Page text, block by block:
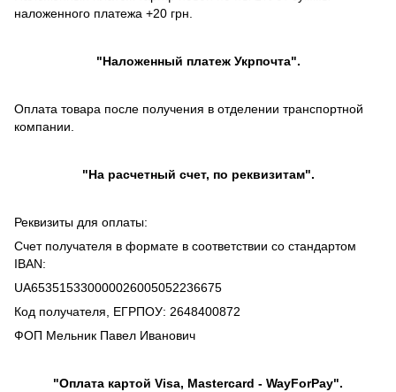
наложенного платежа +20 грн.
"Наложенный платежУкрпочта".
Оплата товара после получения в отделении транспортной
компании.
"На расчетный счет, по реквизитам".
Реквизиты для оплаты:
Счет получателя в формате в соответствии со стандартом
IBAN:
UA653515330000026005052236675
Код получателя, ЕГРПОУ: 2648400872
ФОП Мельник Павел Иванович
"Оплата картой Visa, Mastercard - WayForPay".